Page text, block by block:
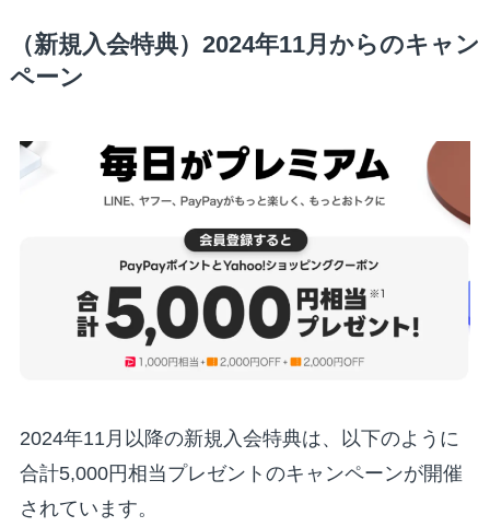
（新規入会特典）2024年11月からのキャン
ペーン
2024年11月以降の新規入会特典は、以下のように
合計5,000円相当プレゼントのキャンペーンが開催
されています。